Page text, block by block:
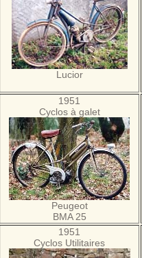
Lucior
1951
Cyclos à galet
Peugeot
BMA 25
1951
Cyclos Utilitaires